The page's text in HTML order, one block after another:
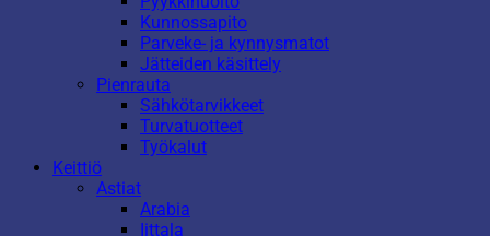
Kunnossapito
Parveke- ja kynnysmatot
Jätteiden käsittely
Pienrauta
Sähkötarvikkeet
Turvatuotteet
Työkalut
Keittiö
Astiat
Arabia
Iittala